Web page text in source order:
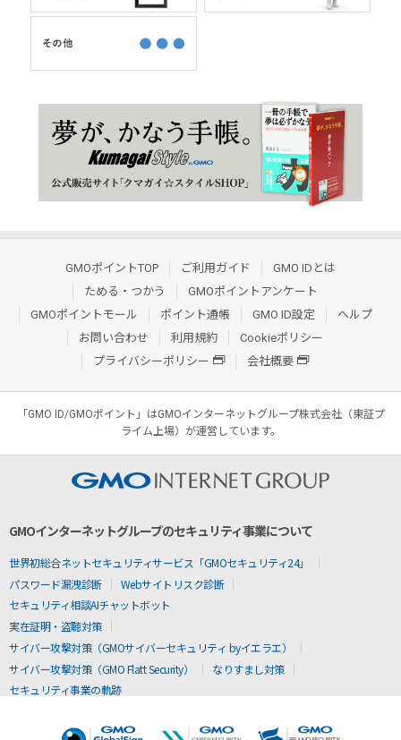
GMOポイントTOP ご利用ガイド
GMO IDとは
ためる・つかう
GMOポイントアンケート
GMOポイントモール
ポイント通帳 GMO ID設定
ヘルプ
お問い合わせ
利用規約
Cookieポリシー
プライバシーポリシー
会社概要
「GMO ID/GMOポイント」はGMOインターネットグループ株式会社（東証プ
ライム上場）が運営しています。
GMOインターネットグループのセキュリティ事業について
世界初総合ネットセキュリティサービス「GMOセキュリティ24」
パスワード漏洩診断
Webサイトリスク診断
セキュリティ相談AIチャットボット
実在証明・盗聴対策
サイバー攻撃対策（GMOサイバーセキュリティ byイエラエ）
サイバー攻撃対策（GMO Flatt Security）
なりすまし対策
セキュリティ事業の軌跡